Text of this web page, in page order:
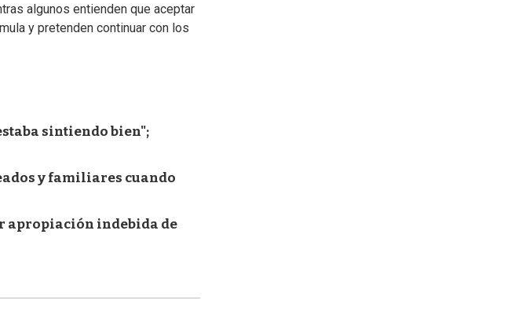
algunos entienden que aceptar
y pretenden continuar con los
sintiendo bien";
y familiares cuando
apropiación indebida de